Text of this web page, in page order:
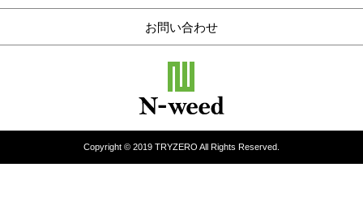
お問い合わせ
Copyright © 2019 TRYZERO All Rights Reserved.